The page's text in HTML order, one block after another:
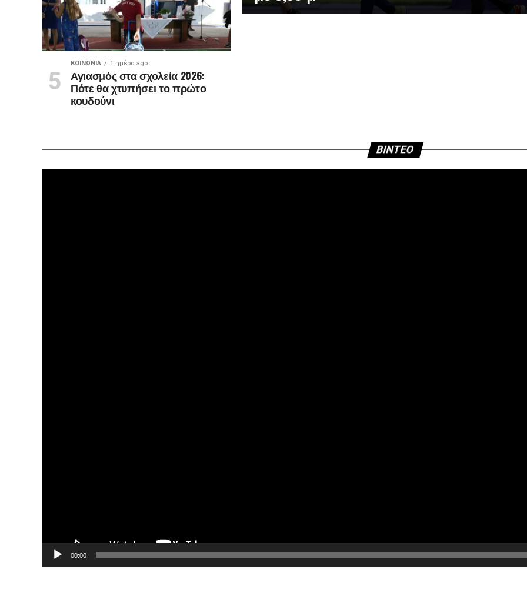
ΚΟΙΝΩΝΊΑ 1 ημέρα ago
Αγιασμός στα σχολεία 2026:
Πότε θα χτυπήσει το πρώτο
κουδούνι
BINTEO
00:00